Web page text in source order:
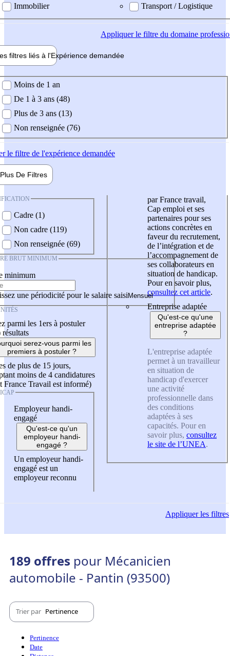
Immobilier
Transport / Logistique
Appliquerle filtre du domaine
filtres liés à l'Expérience demandée
demandée
Moins de 1 an
De 1 à 3 ans (48)
Plus de 3 ans (13)
Non renseignée (76)
le filtre de l'expérience demandée
Plus De Filtres
Cadre (1)
Non cadre (119)
Non renseignée (69)
BRUT MINIMUM
minimum
une périodicité pour le salaire saisi
parmi les 1ers à postuler
résultats
serez-vous parmi les
premiers à postuler ?
de plus de 15 jours,
moins de 4 candidatures
France Travail est informé)
Employeur handi-
engagé
Qu'est-ce qu'un
employeur handi-
engagé ?
Un employeur handi-
engagé est un
employeur reconnu
par France travail,
Cap emploi et ses
partenaires pour ses
actions concrètes en
faveur du recrutement,
de l’intégration et de
l’accompagnement de
ses collaborateurs en
situation de handicap.
Pour en savoir plus,
consultez cet article.
Entreprise adaptée
Qu'est-ce qu'une
entreprise adaptée
?
L'entreprise adaptée
permet à un travailleur
en situation de
handicap d'exercer
une activité
professionnelle dans
des conditions
adaptées à ses
capacités. Pour en
savoir plus, consultez
le site de l’UNEA.
Appliquerles filtres
189 offres pour Mécanicien
automobile - Pantin (93500)
Trier par Pertinence
Pertinence
Date